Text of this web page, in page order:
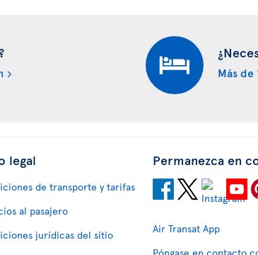
Más
legal
de transporte y tarifas
al pasajero
jurídicas del sitio
Permanezca en
Air Transat App